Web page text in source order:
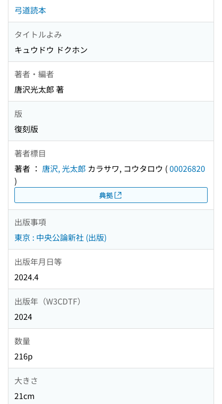
弓道読本
タイトルよみ
キュウドウ ドクホン
著者・編者
唐沢光太郎 著
版
復刻版
著者標目
著者 ： 唐沢, 光太郎 カラサワ, コウタロウ (00026820
)
典拠
出版事項
東京 : 中央公論新社 (出版)
出版年月日等
2024.4
出版年（W3CDTF）
2024
数量
216p
大きさ
21cm